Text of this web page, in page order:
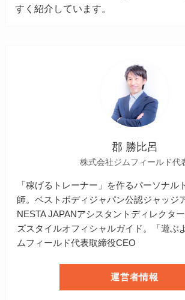
すく紹介しています。
郡 勝比呂
株式会社ジムフィールド代
「稼げるトレーナー」を作るパーソナル
師。ベストボディジャパン公認ジャッジ
NESTA JAPANアシスタントディレクタ
ズスタイルオフィシャルガイド。「遊ぶ
ムフィールド代表取締役CEO
運営者情報